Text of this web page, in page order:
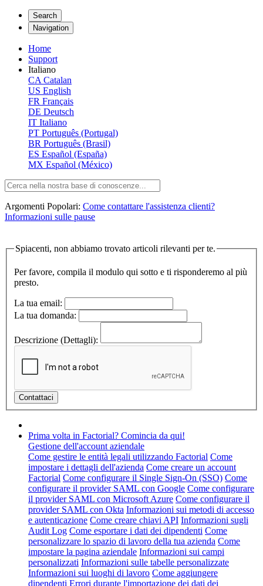
Search
Navigation
Home
Support
Italiano
CA Catalan
US English
FR Français
DE Deutsch
IT Italiano
PT Português (Portugal)
BR Português (Brasil)
ES Español (España)
MX Español (México)
Argomenti Popolari: Come contattare l'assistenza clienti?
Informazioni sulle pause
Spiacenti, non abbiamo trovato articoli rilevanti per te.
Per favore, compila il modulo qui sotto e ti risponderemo al più
presto.
La tua email:
La tua domanda:
Descrizione (Dettagli):
Prima volta in Factorial? Comincia da qui!
Gestione dell'account aziendale
Come gestire le entità legali utilizzando Factorial Come
impostare i dettagli dell'azienda Come creare un account
Factorial Come configurare il Single Sign-On (SSO) Come
configurare il provider SAML con Google Come configurare
il provider SAML con Microsoft Azure Come configurare il
provider SAML con Okta Informazioni sui metodi di accesso
e autenticazione Come creare chiavi API Informazioni sugli
Audit Log Come esportare i dati dei dipendenti Come
personalizzare lo spazio di lavoro della tua azienda Come
impostare la pagina aziendale Informazioni sui campi
personalizzati Informazioni sulle tabelle personalizzate
Informazioni sui luoghi di lavoro Come aggiungere
dipendenti Errori durante l'importazione dei dati dei